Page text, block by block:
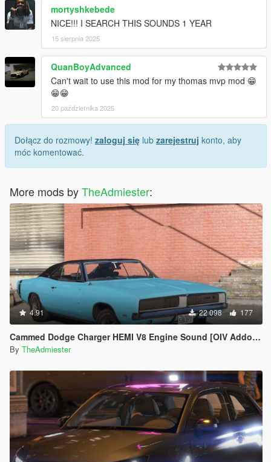
mortyshkebede
NICE!!! I SEARCH THIS SOUNDS 1 YEAR
15 sierpnia 2025
QuanBoyAdvanced
Can't wait to use this mod for my thomas mvp mod 😁
😁😁
20 października 2025
Dołącz do rozmowy! zaloguj się lub zarejestruj konto, aby
móc komentować.
More mods byTheAdmiester:
4.91 22 098 177
Cammed Dodge Charger HEMI V8 Engine Sound [OIV Addon | FiveM]
By TheAdmiester